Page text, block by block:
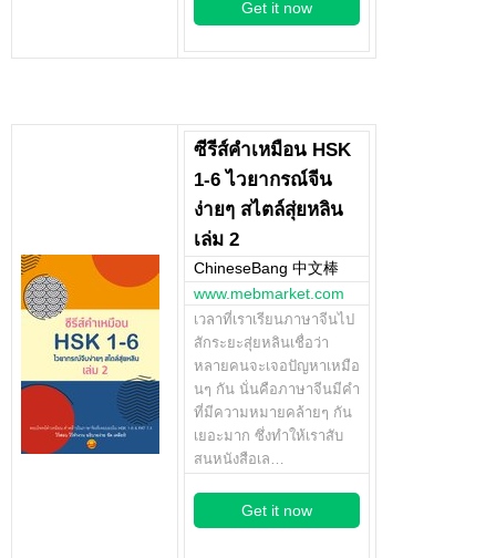
Get it now
ซีรีส์คำเหมือน HSK
1-6 ไวยากรณ์จีน
ง่ายๆ สไตล์สุ่ยหลิน
เล่ม 2
ChineseBang 中文棒
www.mebmarket.com
เวลาที่เราเรียนภาษาจีนไป
สักระยะสุ่ยหลินเชื่อว่า
หลายคนจะเจอปัญหาเหมือ
นๆ กัน นั่นคือภาษาจีนมีคำ
ที่มีความหมายคล้ายๆ กัน
เยอะมาก ซึ่งทำให้เราสับ
สนหนังสือเล…
Get it now